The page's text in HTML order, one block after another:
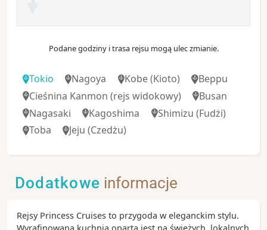
Podane godziny i trasa rejsu mogą ulec zmianie.
Tokio Nagoya Kobe(Kioto)
Beppu
Cieśnina Kanmon (rejs widokowy)
Busan
Nagasaki
Kagoshima Shimizu (Fudżi)
Toba
Jeju (Czedżu)
Dodatkowe informacje
Rejsy Princess Cruises to przygoda w eleganckim stylu.